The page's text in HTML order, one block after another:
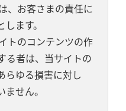
、お客さまの責任に
ます。
トのコンテンツの作
る者は、当サイトの
らゆる損害に対し
せん。